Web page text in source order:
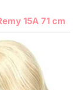
15A 71 cm